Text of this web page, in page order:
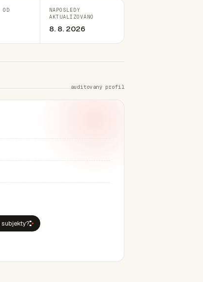
NAPOSLEDY
AKTUALIZOVÁNO
8. 8. 2026
auditovaný profil